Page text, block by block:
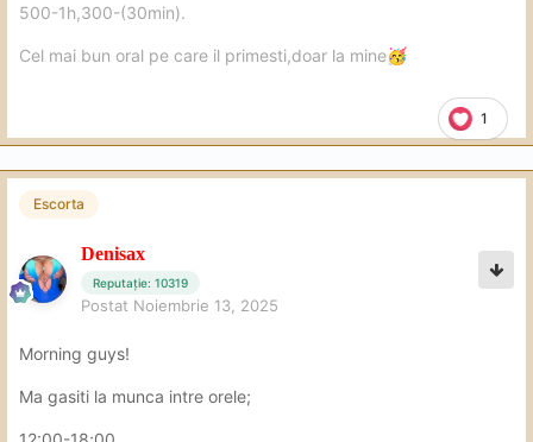
1
500-1h,300-(30min).
Cel mai bun oral pe care il primesti,doar la mine🥳
Escorta
Denisax
Reputație: 10319
Postat Noiembrie 13, 2025
Morning guys!
Ma gasiti la munca intre orele;